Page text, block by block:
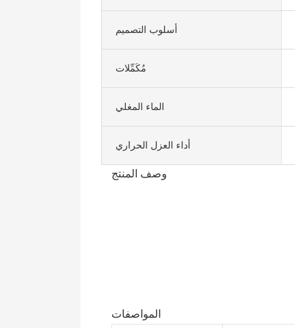
أسلوب التصميم
مُكَمِّلات
الماء المغلي
أداء العزل الحراري
وصف المنتج
المواصفات